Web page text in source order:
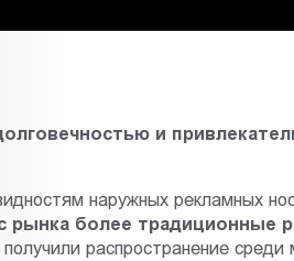
и
наружных рекламных
рынка более традиционные
распространение среди